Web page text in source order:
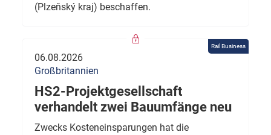
(Plzeňský kraj) beschaffen.
Rail Business
06.08.2026
Großbritannien
HS2-Projektgesellschaft
verhandelt zwei Bauumfänge neu
Zwecks Kosteneinsparungen hat die